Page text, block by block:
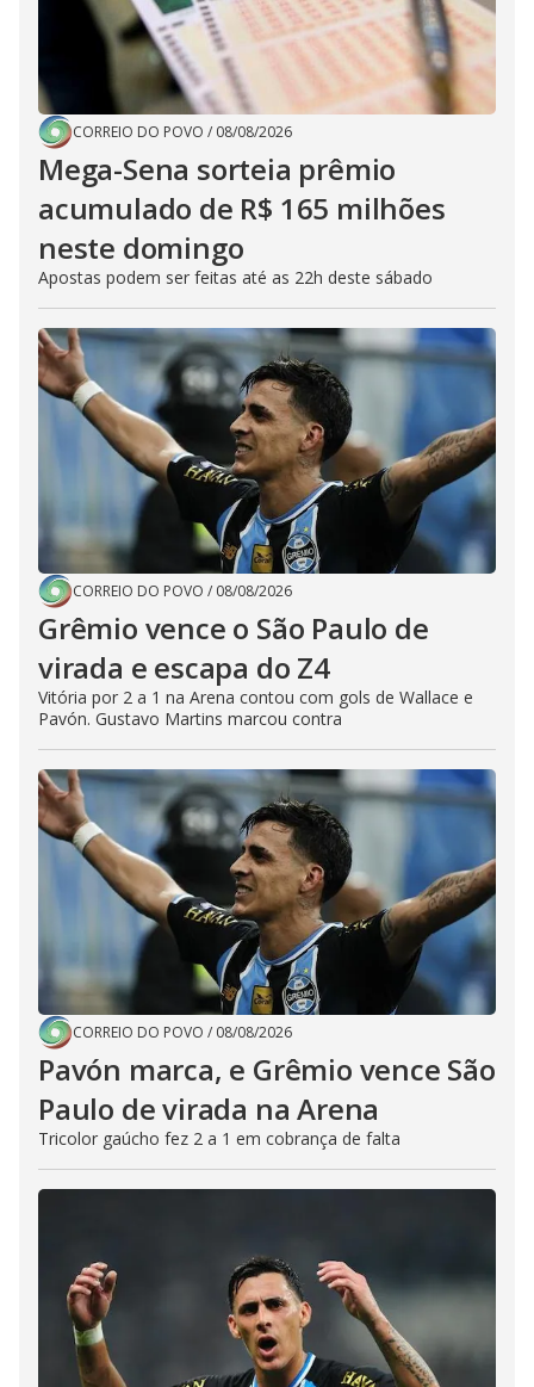
CORREIO DO POVO / 08/08/2026
Mega-Sena sorteia prêmio
acumulado de R$ 165 milhões
neste domingo
Apostas podem ser feitas até as 22h deste sábado
CORREIO DO POVO / 08/08/2026
Grêmio vence o São Paulo de
virada e escapa do Z4
Vitória por 2 a 1 na Arena contou com gols de Wallace e
Pavón. Gustavo Martins marcou contra
CORREIO DO POVO / 08/08/2026
Pavón marca, e Grêmio vence São
Paulo de virada na Arena
Tricolor gaúcho fez 2 a 1 em cobrança de falta